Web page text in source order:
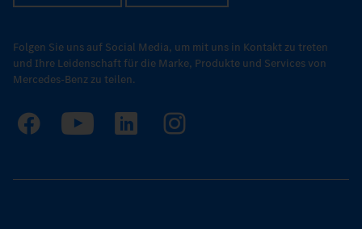
Folgen Sie uns auf Social Media, um mit uns in Kontakt zu treten
und Ihre Leidenschaft für die Marke, Produkte und Services von
Mercedes-Benz zu teilen.